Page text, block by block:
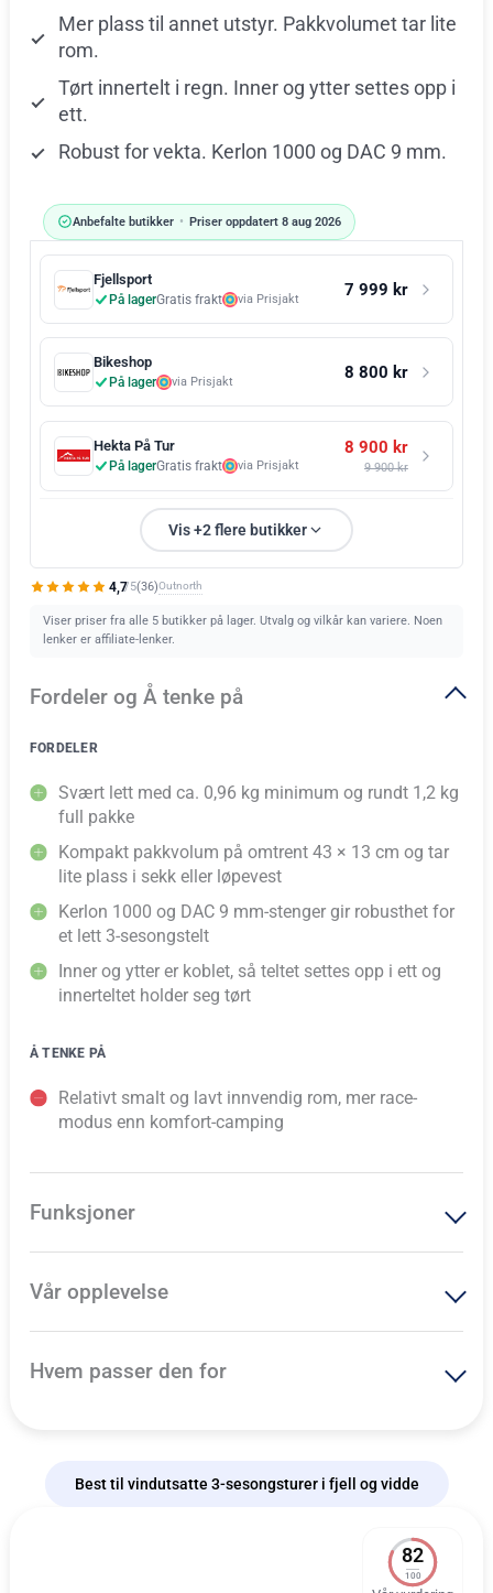
Mer plass til annet utstyr. Pakkvolumet tar lite
rom.
Tørt innertelt i regn. Inner og ytter settes opp i
ett.
Robust for vekta. Kerlon 1000 og DAC 9 mm.
Anbefalte butikker • Priser oppdatert 8 aug 2026
Fjellsport
På lagerGratis frakt via Prisjakt 7 999 kr
Bikeshop
På lager via Prisjakt 8 800 kr
Hekta På Tur
På lagerGratis frakt via Prisjakt
8 900 kr
9 900 kr
Vis +2 flere butikker
4,7/5(36)Outnorth
Viser priser fra alle 5 butikker på lager. Utvalg og vilkår kan variere. Noen
lenker er affiliate-lenker.
Fordeler og Å tenke på
FORDELER
Svært lett med ca. 0,96 kg minimum og rundt 1,2 kg
full pakke
Kompakt pakkvolum på omtrent 43 × 13 cm og tar
lite plass i sekk eller løpevest
Kerlon 1000 og DAC 9 mm-stenger gir robusthet for
et lett 3-sesongstelt
Inner og ytter er koblet, så teltet settes opp i ett og
innerteltet holder seg tørt
Å TENKE PÅ
Relativt smalt og lavt innvendig rom, mer race-
modus enn komfort-camping
Funksjoner
Vår opplevelse
Hvem passer den for
Best til vindutsatte 3-sesongsturer i fjell og vidde
82
100